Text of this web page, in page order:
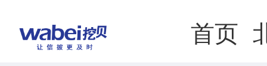
首页